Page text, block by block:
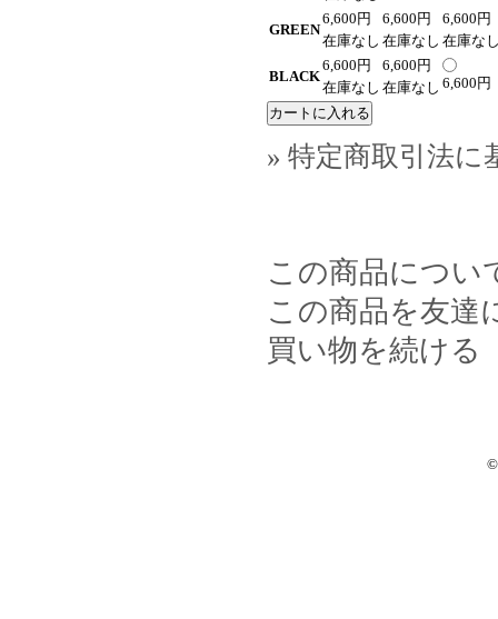
GREEN
6,600円
在庫なし
6,600円
在庫なし
6,600円
在庫な
BLACK
6,600円
在庫なし
6,600円
在庫なし 6,600円
» 特定商取引法に
この商品につい
この商品を友達
買い物を続ける
©